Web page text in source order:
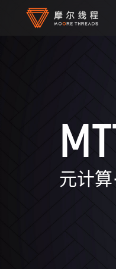
软件
应用与模型
视频加速
元计算